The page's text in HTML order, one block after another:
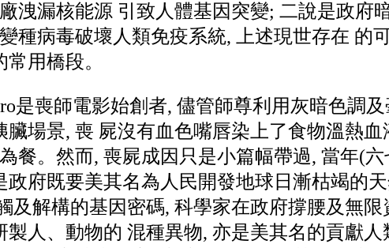
洩漏核能源 引致人體基因突變; 二說是政府
種病毒破壞人類免疫系統, 上述現世存在 的
用橋段。
是喪師電影始創者, 儘管師尊利用灰暗色調
臟場景, 喪 屍沒有血色嘴唇染上了食物溫熱
餐。然而, 喪屍成因只是小篇幅帶過, 當年(
政府既要美其名為人民開發地球日漸枯竭的
及解構的基因密碼, 科學家在政府撐腰及無
製人、動物的 混種異物, 亦是美其名的貢獻